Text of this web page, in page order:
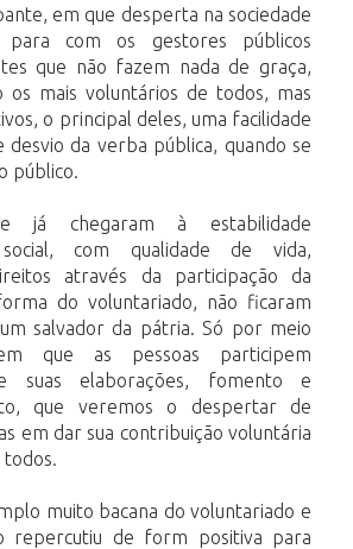
em que desperta na sociedade
para com os gestores públicos
que não fazem nada de graça,
os mais voluntários de todos, mas
o principal deles, uma facilidade
desvio da verba pública, quando se
público.
já chegaram à estabilidade
com qualidade de vida,
através da participação da
do voluntariado, não ficaram
salvador da pátria. Só por meio
que as pessoas participem
suas elaborações, fomento e
que veremos o despertar de
em dar sua contribuição voluntária
muito bacana do voluntariado e
repercutiu de form positiva para